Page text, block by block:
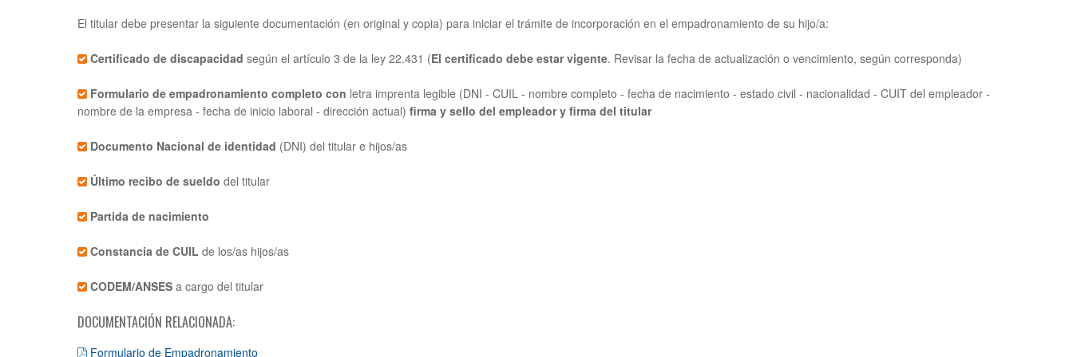
El titular debe presentar la siguiente documentación (en original y copia) para iniciar el trámite de incorporación en el empadronamiento de su hijo/a:
Certificado de discapacidad según el artículo 3 de la ley 22.431 (El certificado debe estar vigente. Revisar la fecha de actualización o vencimiento, según corresponda)
Formulario de empadronamiento completo con letra imprenta legible (DNI - CUIL - nombre completo - fecha de nacimiento - estado civil - nacionalidad - CUIT del empleador -
nombre de la empresa - fecha de inicio laboral - dirección actual) firma y sello del empleador y firma del titular
Documento Nacional de identidad (DNI) del titular e hijos/as
Último recibo de sueldo del titular
Partida de nacimiento
Constancia de CUIL de los/as hijos/as
CODEM/ANSES a cargo del titular
DOCUMENTACIÓN RELACIONADA:
Formulario de Empadronamiento